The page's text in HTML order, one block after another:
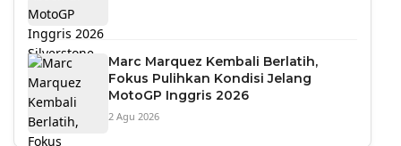
Marc Marquez Kembali Berlatih,
Fokus Pulihkan Kondisi Jelang
MotoGP Inggris 2026
2 Agu 2026